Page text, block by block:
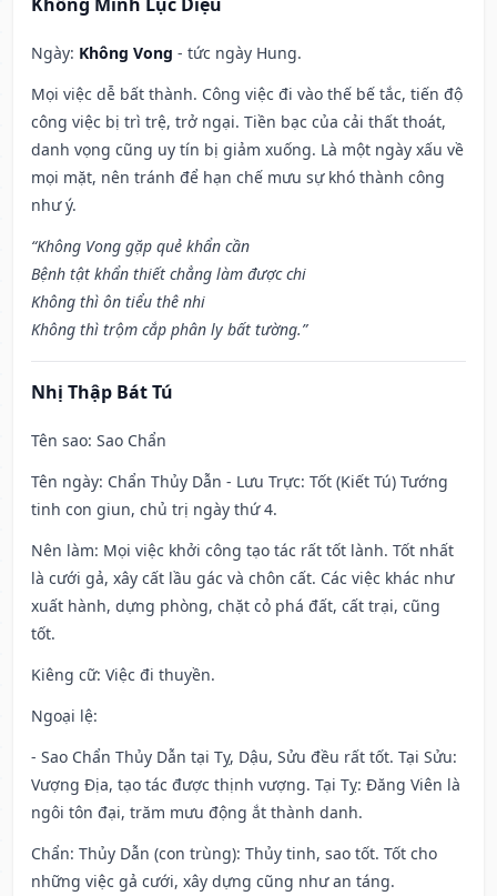
Ngày: Không Vong - tức ngày Hung.
Mọi việc dễ bất thành. Công việc đi vào thế bế tắc, tiến độ
công việc bị trì trệ, trở ngại. Tiền bạc của cải thất thoát,
danh vọng cũng uy tín bị giảm xuống. Là một ngày xấu về
mọi mặt, nên tránh để hạn chế mưu sự khó thành công
như ý.
“Không Vong gặp quẻ khẩn cần
Bệnh tật khẩn thiết chẳng làm được chi
Không thì ôn tiểu thê nhi
Không thì trộm cắp phân ly bất tường.”
Nhị Thập Bát Tú
Tên sao: Sao Chẩn
Tên ngày: Chẩn Thủy Dẫn - Lưu Trực: Tốt (Kiết Tú) Tướng
tinh con giun, chủ trị ngày thứ 4.
Nên làm: Mọi việc khởi công tạo tác rất tốt lành. Tốt nhất
là cưới gả, xây cất lầu gác và chôn cất. Các việc khác như
xuất hành, dựng phòng, chặt cỏ phá đất, cất trại, cũng
tốt.
Kiêng cữ: Việc đi thuyền.
Ngoại lệ:
- Sao Chẩn Thủy Dẫn tại Tỵ, Dậu, Sửu đều rất tốt. Tại Sửu:
Vượng Địa, tạo tác được thịnh vượng. Tại Tỵ: Đăng Viên là
ngôi tôn đại, trăm mưu động ắt thành danh.
Chẩn: Thủy Dẫn (con trùng): Thủy tinh, sao tốt. Tốt cho
những việc gả cưới, xây dựng cũng như an táng.